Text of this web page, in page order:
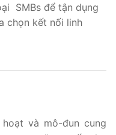
SMBs để tận dụng
chọn kết nối linh
và mô-đun cung